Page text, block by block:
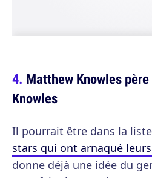
Matthew Knowles
Knowles
Il pourrait être dans la
stars qui ont arnaqué
donne déjà une idée du